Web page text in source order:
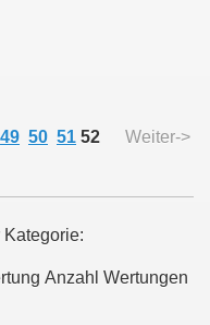
49 50 51 52 Weiter->
Anzahl Wertungen